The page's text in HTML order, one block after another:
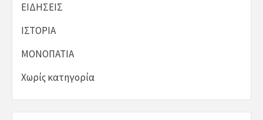
ΕΙΔΗΣΕΙΣ
ΙΣΤΟΡΙΑ
ΜΟΝΟΠΑΤΙΑ
Χωρίς κατηγορία